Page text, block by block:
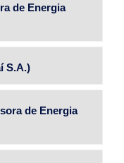
de Energia
S.A.)
de Energia